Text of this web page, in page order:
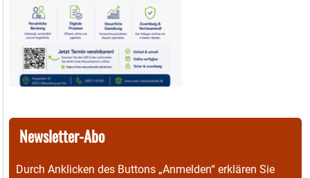
Newsletter-Abo
Durch Anklicken des Buttons „Anmelden“ erklären Sie